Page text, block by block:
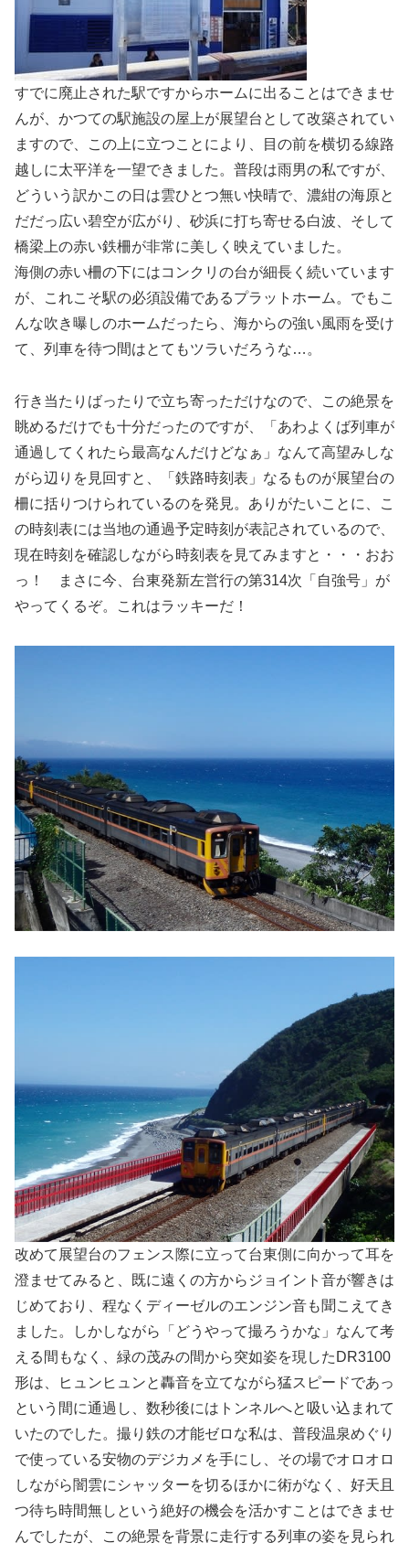
すでに廃止された駅ですからホームに出ることはできませ
んが、かつての駅施設の屋上が展望台として改築されてい
ますので、この上に立つことにより、目の前を横切る線路
越しに太平洋を一望できました。普段は雨男の私ですが、
どういう訳かこの日は雲ひとつ無い快晴で、濃紺の海原と
だだっ広い碧空が広がり、砂浜に打ち寄せる白波、そして
橋梁上の赤い鉄柵が非常に美しく映えていました。
海側の赤い柵の下にはコンクリの台が細長く続いています
が、これこそ駅の必須設備であるプラットホーム。でもこ
んな吹き曝しのホームだったら、海からの強い風雨を受け
て、列車を待つ間はとてもツラいだろうな…。
行き当たりばったりで立ち寄っただけなので、この絶景を
眺めるだけでも十分だったのですが、「あわよくば列車が
通過してくれたら最高なんだけどなぁ」なんて高望みしな
がら辺りを見回すと、「鉄路時刻表」なるものが展望台の
柵に括りつけられているのを発見。ありがたいことに、こ
の時刻表には当地の通過予定時刻が表記されているので、
現在時刻を確認しながら時刻表を見てみますと・・・おお
っ！ まさに今、台東発新左営行の第314次「自強号」が
やってくるぞ。これはラッキーだ！
改めて展望台のフェンス際に立って台東側に向かって耳を
澄ませてみると、既に遠くの方からジョイント音が響きは
じめており、程なくディーゼルのエンジン音も聞こえてき
ました。しかしながら「どうやって撮ろうかな」なんて考
える間もなく、緑の茂みの間から突如姿を現したDR3100
形は、ヒュンヒュンと轟音を立てながら猛スピードであっ
という間に通過し、数秒後にはトンネルへと吸い込まれて
いたのでした。撮り鉄の才能ゼロな私は、普段温泉めぐり
で使っている安物のデジカメを手にし、その場でオロオロ
しながら闇雲にシャッターを切るほかに術がなく、好天且
つ待ち時間無しという絶好の機会を活かすことはできませ
んでしたが、この絶景を背景に走行する列車の姿を見られ